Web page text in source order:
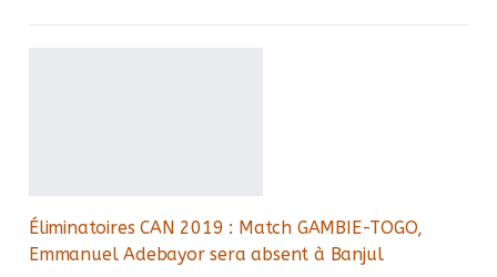
Éliminatoires CAN 2019 : Match GAMBIE-TOGO,
Emmanuel Adebayor sera absent à Banjul